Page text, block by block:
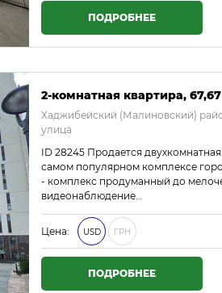
ПОДРОБНЕЕ
2-комнатная квартира,
Хаджибейский (Малиновский)
улица
ID 28245 Продается
самом популярном комплексе
- комплекс продуманный до
видеонаблюдение…
Цена: USD ГРН
ПОДРОБНЕЕ